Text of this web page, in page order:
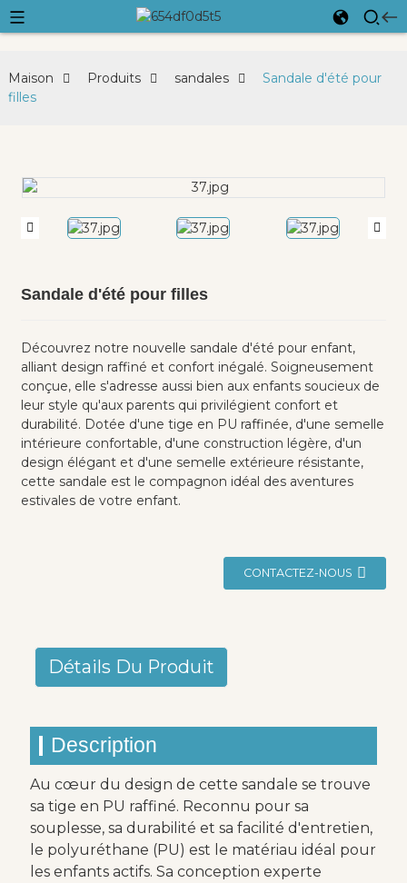
Maison Produits sandales
Sandale d'été pour
filles
Sandale d'été pour filles
Découvrez notre nouvelle sandale d'été pour enfant,
alliant design raffiné et confort inégalé. Soigneusement
conçue, elle s'adresse aussi bien aux enfants soucieux de
leur style qu'aux parents qui privilégient confort et
durabilité. Dotée d'une tige en PU raffinée, d'une semelle
intérieure confortable, d'une construction légère, d'un
design élégant et d'une semelle extérieure résistante,
cette sandale est le compagnon idéal des aventures
estivales de votre enfant.
CONTACTEZ-NOUS
Détails Du Produit
Description
Au cœur du design de cette sandale se trouve
sa tige en PU raffiné. Reconnu pour sa
souplesse, sa durabilité et sa facilité d'entretien,
le polyuréthane (PU) est le matériau idéal pour
les enfants actifs. Sa conception experte